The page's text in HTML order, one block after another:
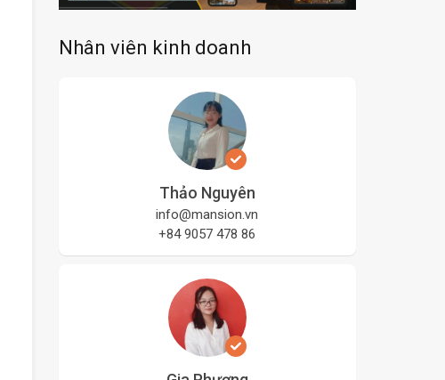
Nhân viên kinh doanh
Thảo Nguyên
info@mansion.vn
+84 9057 478 86